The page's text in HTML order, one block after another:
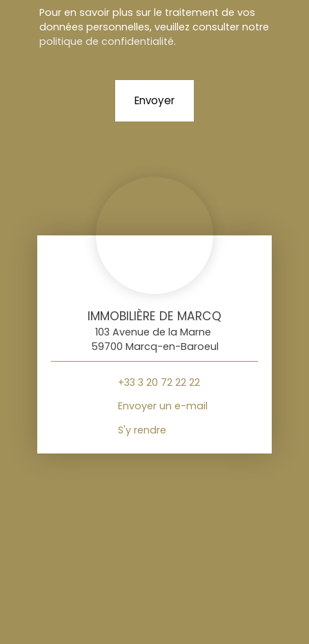
Pour en savoir plus sur le traitement de vos
données personnelles, veuillez consulter notre
politique de confidentialité.
Envoyer
IMMOBILIÈRE DE MARCQ
103 Avenue de la Marne
59700 Marcq-en-Baroeul
+33 3 20 72 22 22
Envoyer un e-mail
S'y rendre